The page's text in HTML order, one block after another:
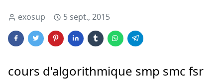
exosup 5 sept., 2015
cours d'algorithmique smp smc fsr